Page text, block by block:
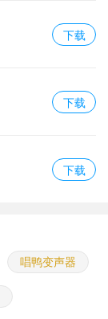
下载
下载
下载
唱鸭变声器